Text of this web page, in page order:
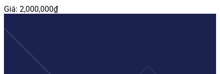
Giá: 2,000,000₫